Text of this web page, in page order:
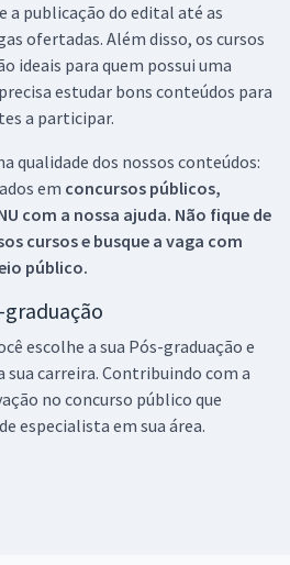
a publicação do edital até as
ofertadas. Além disso, os cursos
ideais para quem possui uma
estudar bons conteúdos para
a participar.
qualidade dos nossos conteúdos:
em concursos públicos,
com a nossa ajuda. Não fique de
cursos e busque a vaga com
público.
escolhe a sua Pós-graduação e
carreira. Contribuindo com a
no concurso público que
especialista em sua área.